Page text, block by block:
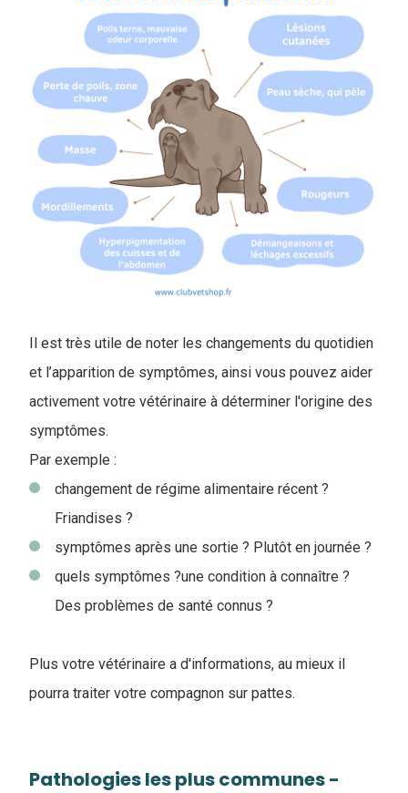
Il est très utile de noter les changements du quotidien
et l’apparition de symptômes, ainsi vous pouvez aider
activement votre vétérinaire à déterminer l'origine des
symptômes.
Par exemple :
changement de régime alimentaire récent ?
Friandises ?
symptômes après une sortie ? Plutôt en journée ?
quels symptômes ?une condition à connaître ?
Des problèmes de santé connus ?
Plus votre vétérinaire a d'informations, au mieux il
pourra traiter votre compagnon sur pattes.
Pathologies les plus communes -